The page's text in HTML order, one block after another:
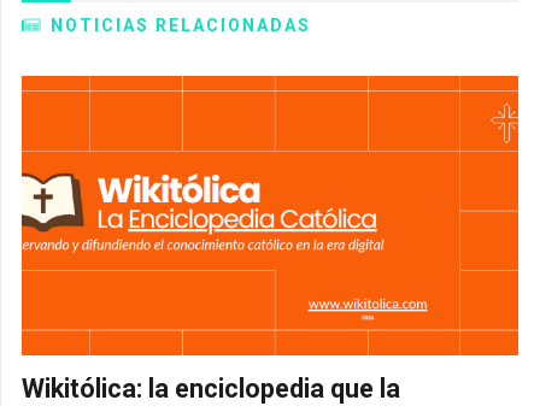
NOTICIAS RELACIONADAS
Wikitólica: la enciclopedia que la